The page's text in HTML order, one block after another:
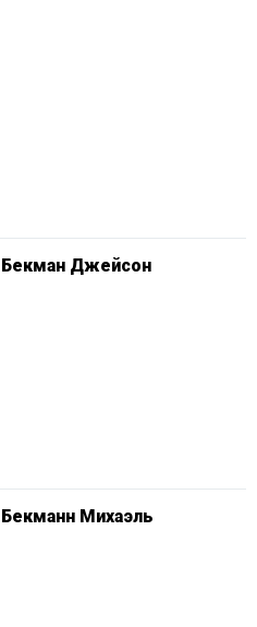
Бекман Джейсон
Бекманн Михаэль